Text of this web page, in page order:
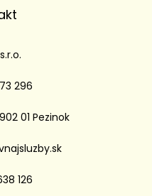
296
01 Pezinok
126